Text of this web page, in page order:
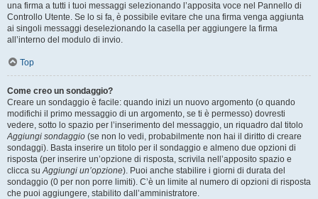
una firma a tutti i tuoi messaggi selezionando l’apposita voce nel Pannello di
Controllo Utente. Se lo si fa, è possibile evitare che una firma venga aggiunta
ai singoli messaggi deselezionando la casella per aggiungere la firma
all’interno del modulo di invio.
Top
Come creo un sondaggio?
Creare un sondaggio è facile: quando inizi un nuovo argomento (o quando
modifichi il primo messaggio di un argomento, se ti è permesso) dovresti
vedere, sotto lo spazio per l’inserimento del messaggio, un riquadro dal titolo
Aggiungi sondaggio (se non lo vedi, probabilmente non hai il diritto di creare
sondaggi). Basta inserire un titolo per il sondaggio e almeno due opzioni di
risposta (per inserire un’opzione di risposta, scrivila nell’apposito spazio e
clicca suAggiungi un’opzione). Puoi anche stabilire i giorni di durata del
sondaggio (0 per non porre limiti). C’è un limite al numero di opzioni di risposta
che puoi aggiungere, stabilito dall’amministratore.